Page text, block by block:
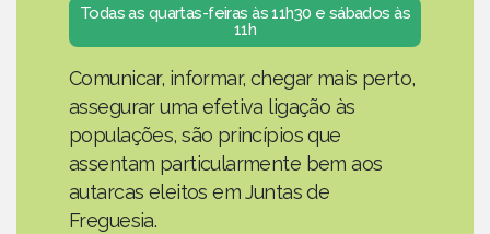
Todas as quartas-feiras às 11h30 e sábados às
11h
Comunicar, informar, chegar mais perto,
assegurar uma efetiva ligação às
populações, são princípios que
assentam particularmente bem aos
autarcas eleitos em Juntas de
Freguesia.